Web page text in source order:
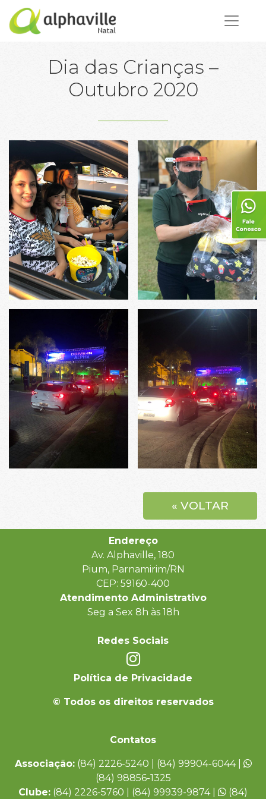
Dia das Crianças –
Outubro 2020
« VOLTAR
Endereço
Av. Alphaville, 180
Pium, Parnamirim/RN
CEP: 59160-400
Atendimento Administrativo
Seg a Sex 8h às 18h
Redes Sociais
Política de Privacidade
© Todos os direitos reservados
Contatos
Associação:(84) 2226-5240 | (84) 99904-6044 |
(84) 98856-1325
Clube: (84) 2226-5760 | (84) 99939-9874 | (84)